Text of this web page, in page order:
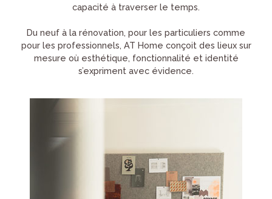
capacité à traverser le temps.
Du neuf à la rénovation, pour les particuliers comme
pour les professionnels, AT Home conçoit des lieux sur
mesure où esthétique, fonctionnalité et identité
s’expriment avec évidence.